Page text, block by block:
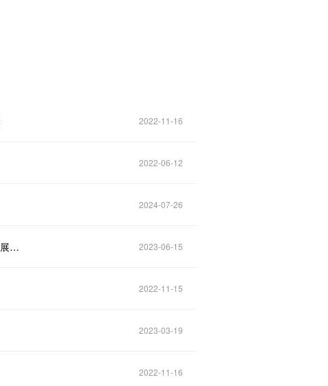
2022-11-16
2022-06-12
2024-07-26
电子樊志远｜电子行业点评：AMD发布数据中心AI芯片MI300，人工智能发展加速 2023-06-15
2022-11-15
2023-03-19
2022-11-16